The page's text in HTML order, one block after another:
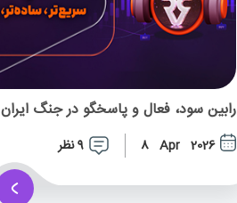
رابین سود، فعال و پاسخگو در جنگ ایران
8 Apr 2026 9 نظر